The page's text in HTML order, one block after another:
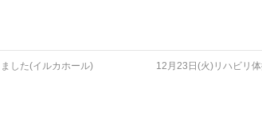
した(イルカホール) 12月23日(火)リハビリ